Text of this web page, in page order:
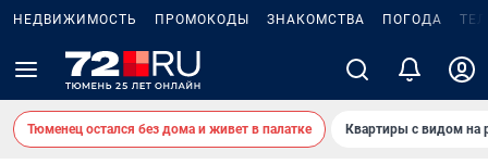
НЕДВИЖИМОСТЬ ПРОМОКОДЫ ЗНАКОМСТВА ПОГОДА
Тюменец остался без дома и живет в палатке Квартиры с видом на